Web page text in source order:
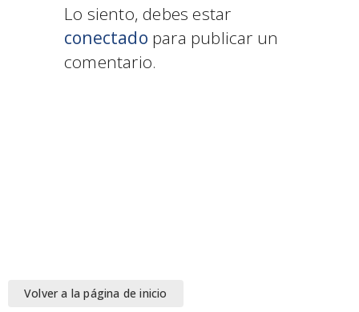
Lo siento, debes estar
conectado para publicar un
comentario.
Volver a la página de inicio